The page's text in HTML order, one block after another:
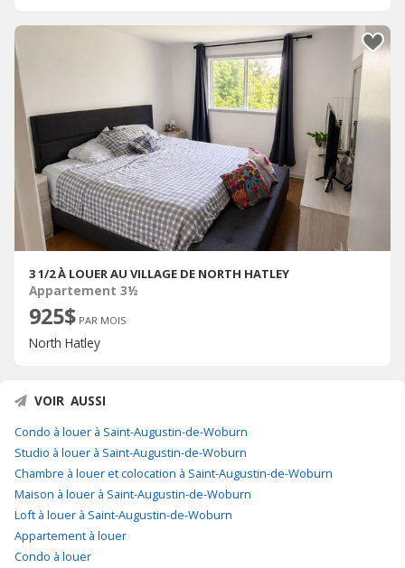
3 1/2 À LOUER AU VILLAGE DE NORTH HATLEY
Appartement 3½
925$ PAR MOIS
North Hatley
VOIR AUSSI
Condo à louer à Saint-Augustin-de-Woburn
Studio à louer à Saint-Augustin-de-Woburn
Chambre à louer et colocation à Saint-Augustin-de-Woburn
Maison à louer à Saint-Augustin-de-Woburn
Loft à louer à Saint-Augustin-de-Woburn
Appartement à louer
Condo à louer